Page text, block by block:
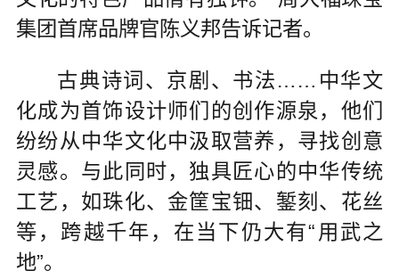
集团首席品牌官陈义邦告诉记者。
古典诗词、京剧、书法……中华文
化成为首饰设计师们的创作源泉，他们
纷纷从中华文化中汲取营养，寻找创意
灵感。与此同时，独具匠心的中华传统
工艺，如珠化、金筐宝钿、錾刻、花丝
等，跨越千年，在当下仍大有“用武之
地”。